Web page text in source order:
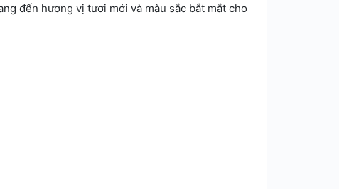
đến hương vị tươi mới và màu sắc bắt mắt cho